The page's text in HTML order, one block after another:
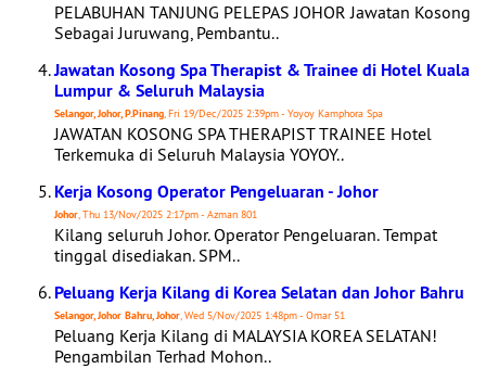
PELABUHAN TANJUNG PELEPAS JOHOR Jawatan Kosong
Sebagai Juruwang, Pembantu..
Jawatan Kosong Spa Therapist & Trainee di Hotel Kuala
Lumpur & Seluruh Malaysia
Selangor, Johor, P.Pinang, Fri 19/Dec/2025 2:39pm - Yoyoy Kamphora Spa
JAWATAN KOSONG SPA THERAPIST TRAINEE Hotel
Terkemuka di Seluruh Malaysia YOYOY..
Kerja Kosong Operator Pengeluaran - Johor
Johor, Thu 13/Nov/2025 2:17pm - Azman 801
Kilang seluruh Johor. Operator Pengeluaran. Tempat
tinggal disediakan. SPM..
Peluang Kerja Kilang di Korea Selatan dan Johor Bahru
Selangor, Johor Bahru, Johor, Wed 5/Nov/2025 1:48pm - Omar 51
Peluang Kerja Kilang di MALAYSIA KOREA SELATAN!
Pengambilan Terhad Mohon..